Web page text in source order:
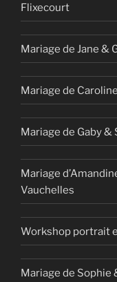
Flixecourt
Mariage de Jane &
Mariage de
Mariage de Gaby &
Mariage
Vauchelles
Workshop portrait
Mariage de Sophie